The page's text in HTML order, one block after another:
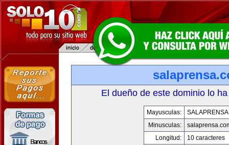
El dueño de este dominio lo
Mayusculas:
Minusculas:
Longitud:
10 caracteres